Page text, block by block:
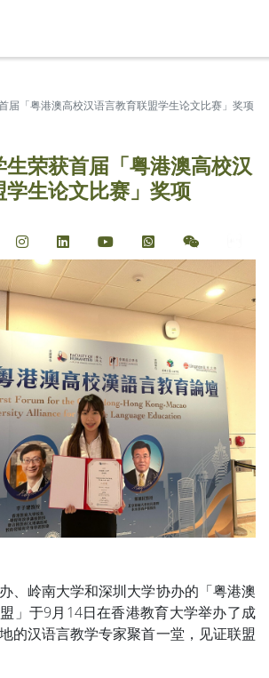
届「粤港澳高校汉语言教育联盟学生论文比赛」奖项
荣获首届「粤港澳高校汉
生论文比赛」奖项
、岭南大学和深圳大学协办的「粤港澳
」于9月14日在香港教育大学举办了成
的汉语言教学专家聚首一堂，见证联盟